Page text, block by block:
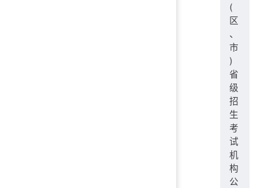
(
区
、
市
)
省
级
招
生
考
试
机
构
公